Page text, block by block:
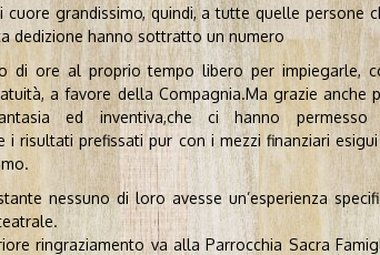
cuore grandissimo, quindi, a tutte quelle persone
dedizione hanno sottratto un numero
di ore al proprio tempo libero per impiegarle,
a favore della Compagnia.Ma grazie anche
ed inventiva,che ci hanno permesso
i risultati prefissati pur con i mezzi finanziari
nessuno di loro avesse un’esperienza
ringraziamento va alla Parrocchia Sacra